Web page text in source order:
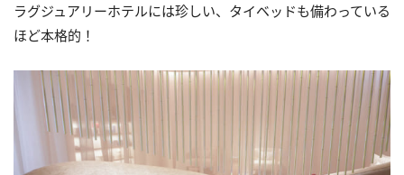
ラグジュアリーホテルには珍しい、タイベッドも備わっている
ほど本格的！